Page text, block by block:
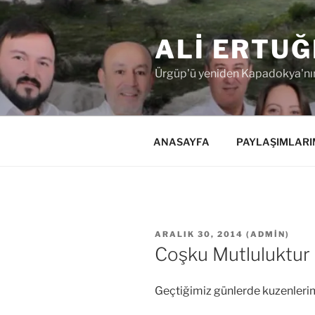
İçeriğe
geç
ALI
Ürgüp'ü yeniden
ANASAYFA
YAYIM
TARIHI
ARALIK 30, 2014 ( ADMIN)
Coşku Mutluluktur
Geçtiğimiz günlerde